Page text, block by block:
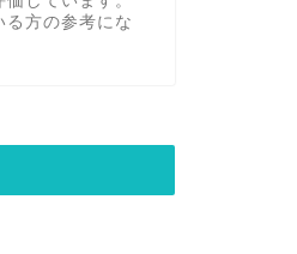
る方の参考にな